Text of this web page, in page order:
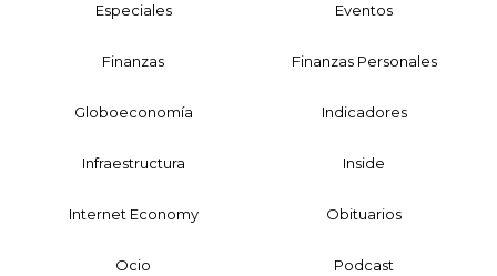
Especiales Eventos
Finanzas Finanzas Personales
Globoeconomía Indicadores
Infraestructura Inside
Internet Economy Obituarios
Ocio Podcast